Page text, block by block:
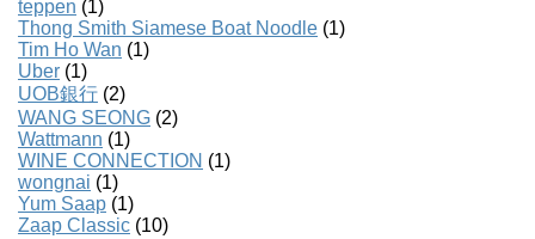
teppen (1)
Thong Smith Siamese Boat Noodle (1)
Tim Ho Wan (1)
Uber (1)
UOB銀行 (2)
WANG SEONG (2)
Wattmann (1)
WINE CONNECTION (1)
wongnai (1)
Yum Saap (1)
Zaap Classic (10)